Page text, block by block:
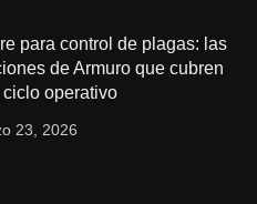
para control de plagas: las
de Armuro que cubren
ciclo operativo
23, 2026